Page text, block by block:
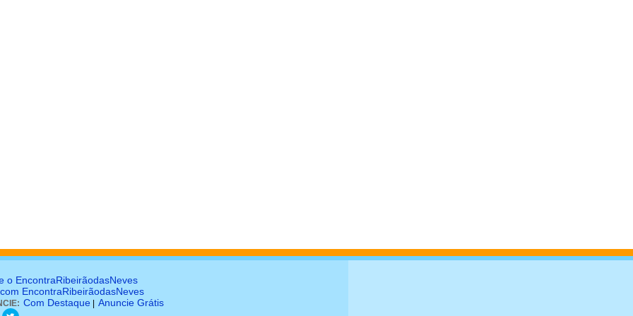
o EncontraRibeirãodasNeves
EncontraRibeirãodasNeves
Com Destaque Anuncie Grátis